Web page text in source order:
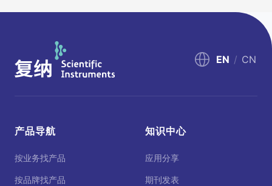
EN / CN
产品导航
按业务找产品
按品牌找产品
知识中心
应用分享
期刊发表